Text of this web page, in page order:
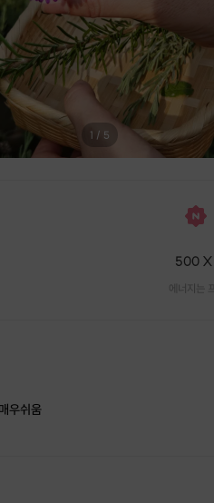
1 / 5
500
에너지는
매우쉬움